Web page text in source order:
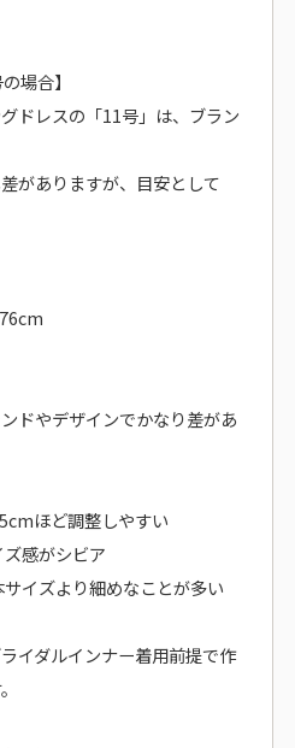
場合】
ドレスの「11号」は、ブラン
がありますが、目安として
ドやデザインでかなり差があ
ほど調整しやすい
感がシビア
イズより細めなことが多い
イダルインナー着用前提で作